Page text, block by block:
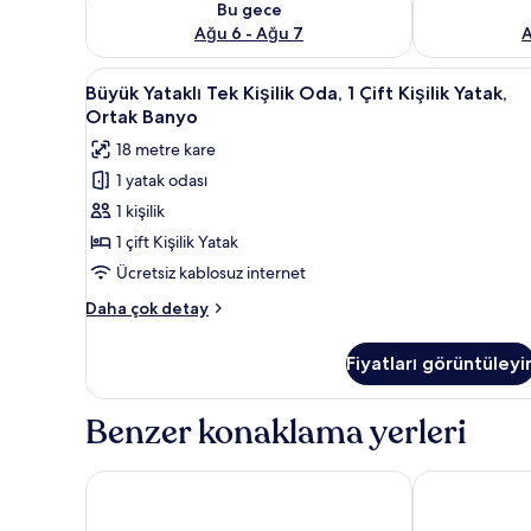
Bu gece
Ağu 6 - Ağu 7
Büyük
Yataklı
Tek
Kişilik
Oda,
1
Çift
Kişilik
Yatak,
Ortak
için
tüm
fotoğrafları
Masa, güneşlik/perde,
11
Büyük Yataklı Tek Kişilik Oda, 1 Çift Kişilik Yatak,
Ortak Banyo
18 metre kare
1 yatak odası
1 kişilik
1 çift Kişilik Yatak
Ücretsiz kablosuz internet
Daha çok detay
Büyük
Oda,
Çift
Yatak,
Fiyatları
Benzer konaklama yerleri
El Roy Garden Rooms Plus Florence